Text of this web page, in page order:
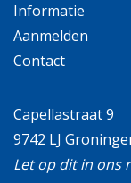
Informatie
Aanmelden
Contact
Capellastraat 9
9742 LJ
Let op dit in ons